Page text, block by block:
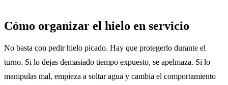
Cómo organizar el hielo en servicio
No basta con pedir hielo picado. Hay que protegerlo durante el
turno. Si lo dejas demasiado tiempo expuesto, se apelmaza. Si lo
manipulas mal, empieza a soltar agua y cambia el comportamiento